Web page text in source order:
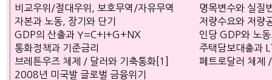
ⓘ
비교우위/절대우위, 보호무역/자유무역
명목변수와 실질
자본과 노동, 장기와 단기
저량수요와 저량
GDP의 산출과 Y=C+I+G+NX
인당 GDP와 노
통화정책과 기준금리
주택담보대출과
브레튼우즈 체제 / 달러와 기축통화[1]
페트로달러 체제
2008년 미국발 글로벌 금융위기